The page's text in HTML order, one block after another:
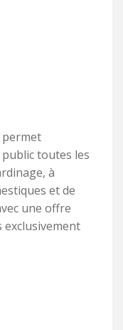
permet
toutes les
à
et de
une offre
exclusivement